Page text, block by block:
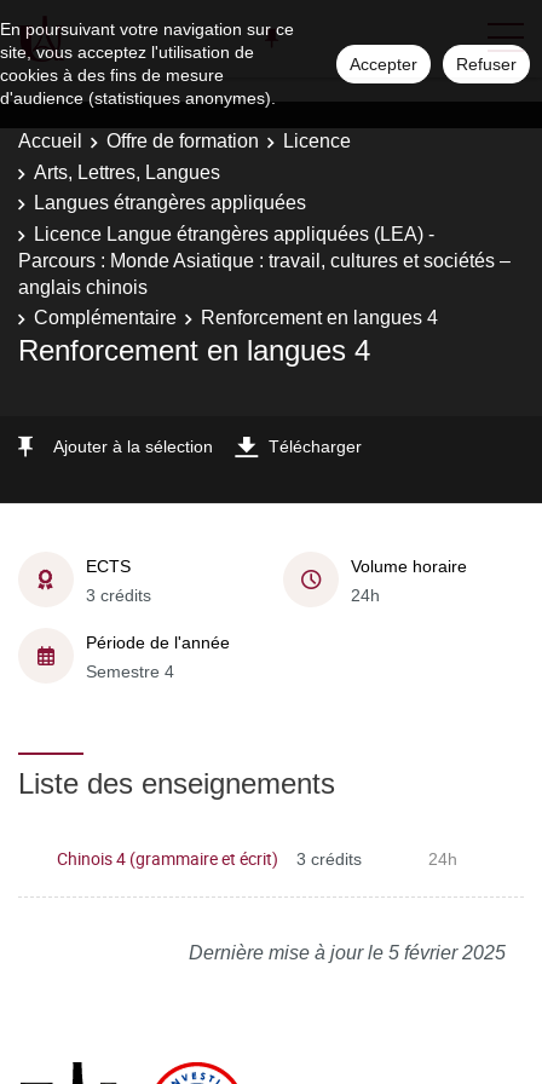
En poursuivant votre navigation sur ce
site, vous acceptez l'utilisation de
cookies à des fins de mesure
d'audience (statistiques anonymes).
Accepter Refuser
Accueil Offre de formation
Licence
Arts, Lettres, Langues
Langues étrangères appliquées
Licence Langue étrangères appliquées (LEA) -
Parcours : Monde Asiatique : travail, cultures et sociétés –
anglais chinois
Complémentaire
Renforcement en langues 4
Renforcement en langues 4
Ajouter à la sélection Télécharger
ECTS
3 crédits
Volume horaire
24h
Période de l'année
Semestre 4
Liste des enseignements
Chinois 4 (grammaire et écrit) 3 crédits 24h
Dernière mise à jour le 5 février 2025